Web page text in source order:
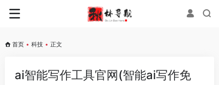
首页 • 科技 • 正文
ai智能写作工具官网(智能ai写作免